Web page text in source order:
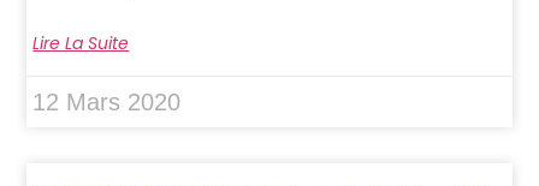
Lire La Suite
12 Mars 2020